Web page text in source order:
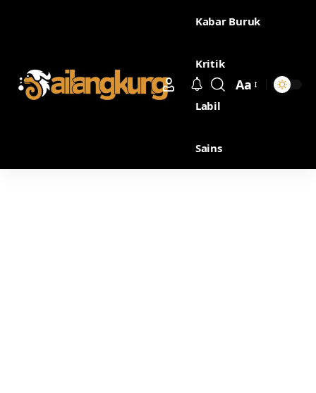
Kabar Buruk
Kritik
Labil
Sains
Aa